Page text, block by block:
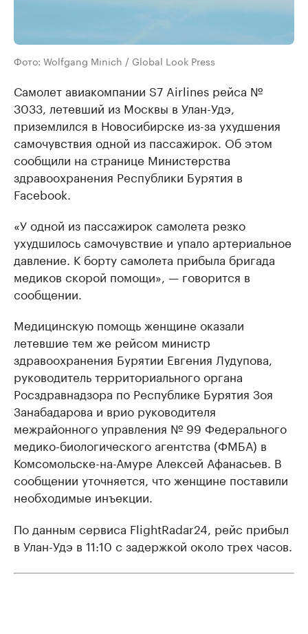
Фото: Wolfgang Minich / Global Look Press
Самолет авиакомпании S7 Airlines рейса №
3033, летевший из Москвы в Улан-Удэ,
приземлился в Новосибирске из-за ухудшения
самочувствия одной из пассажирок. Об этом
сообщили на странице Министерства
здравоохранения Республики Бурятия в
Facebook.
«У одной из пассажирок самолета резко
ухудшилось самочувствие и упало артериальное
давление. К борту самолета прибыла бригада
медиков скорой помощи», — говорится в
сообщении.
Медицинскую помощь женщине оказали
летевшие тем же рейсом министр
здравоохранения Бурятии Евгения Лудупова,
руководитель территориального органа
Росздравнадзора по Республике Бурятия Зоя
Занабадарова и врио руководителя
межрайонного управления № 99 Федерального
медико-биологического агентства (ФМБА) в
Комсомольске-на-Амуре Алексей Афанасьев. В
сообщении уточняется, что женщине поставили
необходимые инъекции.
По данным сервиса FlightRadar24, рейс прибыл
в Улан-Удэ в 11:10 с задержкой около трех часов.